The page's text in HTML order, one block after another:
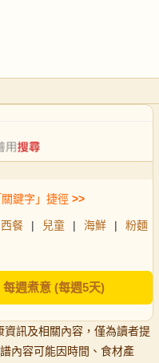
鍵字」捷徑 >>
西餐 | 兒童 | 海鮮 |
粉麵
每週煮意 (每週5天)
訊及相關內容，僅為讀者提
內容可能因時間、食材產